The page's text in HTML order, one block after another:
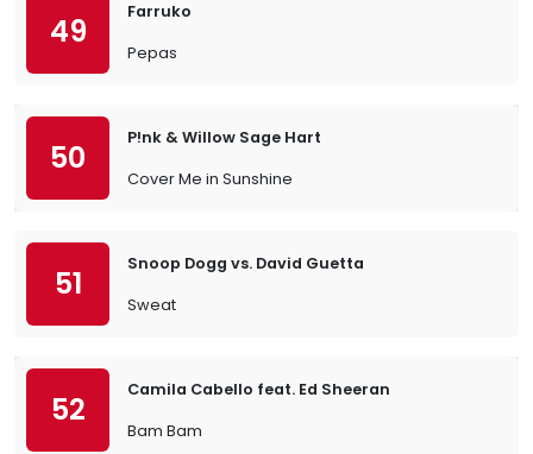
49
Farruko
Pepas
50
P!nk & Willow Sage Hart
Cover Me in Sunshine
51
Snoop Dogg vs. David Guetta
Sweat
52
Camila Cabello feat. Ed Sheeran
Bam Bam